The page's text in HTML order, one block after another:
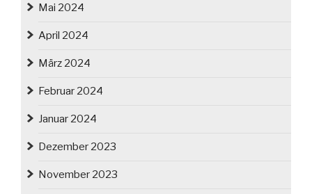
Mai 2024
April 2024
März 2024
Februar 2024
Januar 2024
Dezember 2023
November 2023